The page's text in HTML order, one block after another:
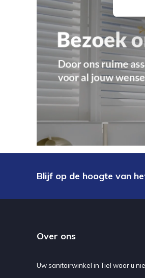
Blijf op de hoogte van
Over ons
Uw sanitairwinkel in Tiel waar u